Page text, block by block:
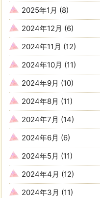
2025年1月 (8)
2024年12月 (6)
2024年11月 (12)
2024年10月 (11)
2024年9月 (10)
2024年8月 (11)
2024年7月 (14)
2024年6月 (6)
2024年5月 (11)
2024年4月 (12)
2024年3月 (11)